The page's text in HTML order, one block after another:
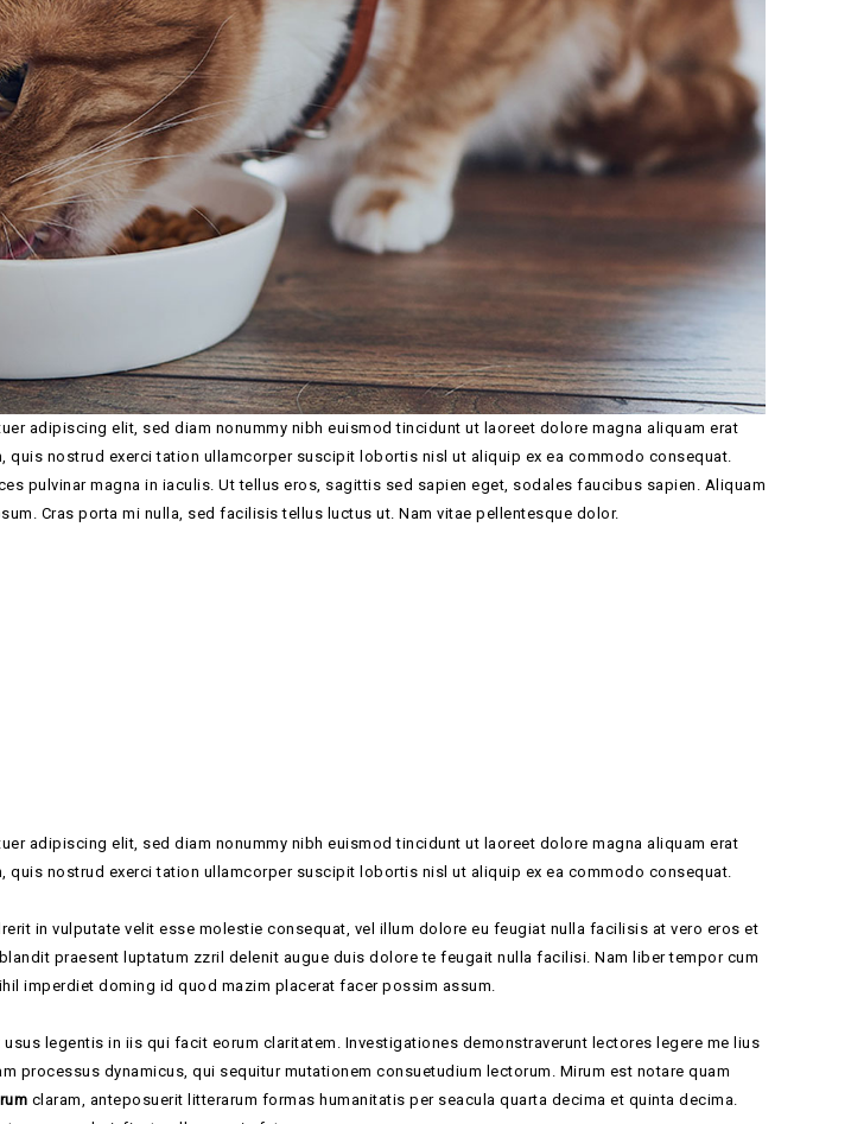
adipiscing elit, sed diam nonummy nibh euismod tincidunt ut laoreet dolore magna aliquam erat
quis nostrud exerci tation ullamcorper suscipit lobortis nisl ut aliquip ex ea commodo consequat.
pulvinar magna in iaculis. Ut tellus eros, sagittis sed sapien eget, sodales faucibus sapien. Aliquam
Cras porta mi nulla, sed facilisis tellus luctus ut. Nam vitae pellentesque dolor.
adipiscing elit, sed diam nonummy nibh euismod tincidunt ut laoreet dolore magna aliquam erat
quis nostrud exerci tation ullamcorper suscipit lobortis nisl ut aliquip ex ea commodo consequat.
in vulputate velit esse molestie consequat, vel illum dolore eu feugiat nulla facilisis at vero eros et
praesent luptatum zzril delenit augue duis dolore te feugait nulla facilisi. Nam liber tempor cum
imperdiet doming id quod mazim placerat facer possim assum.
legentis in iis qui facit eorum claritatem. Investigationes demonstraverunt lectores legere me lius
processus dynamicus, qui sequitur mutationem consuetudium lectorum. Mirum est notare quam
claram, anteposuerit litterarum formas humanitatis per seacula quarta decima et quinta decima.